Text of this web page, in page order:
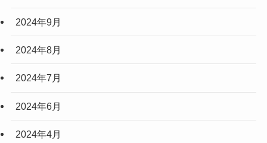
2024年9月
2024年8月
2024年7月
2024年6月
2024年4月